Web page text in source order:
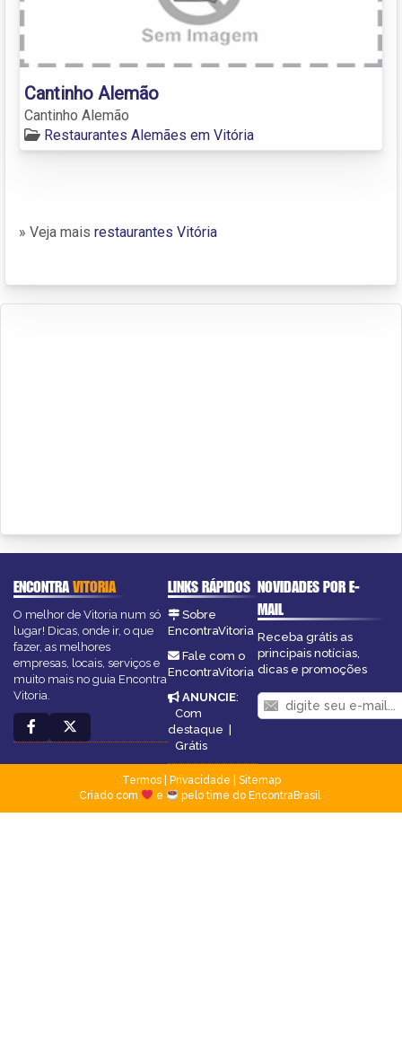
Cantinho Alemão
Cantinho Alemão
Restaurantes Alemães em Vitória
» Veja mais restaurantes Vitória
ENCONTRAVITORIA
O melhor de Vitoria num só
lugar! Dicas, onde ir, o que
fazer, as melhores
empresas, locais, serviços e
muito mais no guia Encontra
Vitoria.
LINKS RÁPIDOS
Sobre
EncontraVitoria
Fale com o
EncontraVitoria
ANUNCIE:
Com
destaque |
Grátis
NOVIDADES POR E-
MAIL
Receba grátis as
principais notícias,
dicas e promoções
Termos| Privacidade
Sitemap
Criado com
e pelo time do EncontraBrasil